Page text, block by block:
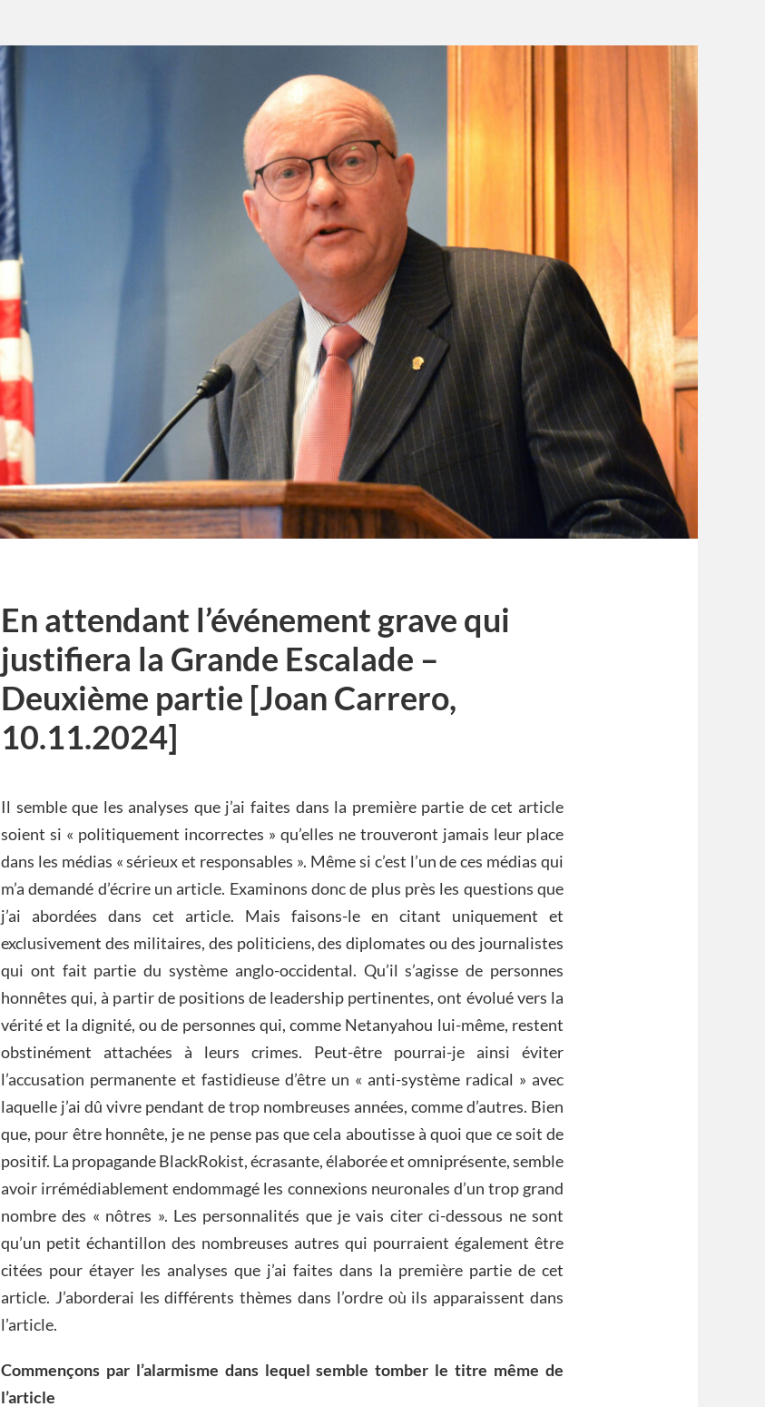
En attendant l’événement grave qui
justifiera la Grande Escalade –
Deuxième partie [Joan Carrero,
10.11.2024]
Il semble que les analyses que j’ai faites dans la première partie de cet article
soient si « politiquement incorrectes » qu’elles ne trouveront jamais leur place
dans les médias « sérieux et responsables ». Même si c’est l’un de ces médias qui
m’a demandé d’écrire un article. Examinons donc de plus près les questions que
j’ai abordées dans cet article. Mais faisons-le en citant uniquement et
exclusivement des militaires, des politiciens, des diplomates ou des journalistes
qui ont fait partie du système anglo-occidental. Qu’il s’agisse de personnes
honnêtes qui, à partir de positions de leadership pertinentes, ont évolué vers la
vérité et la dignité, ou de personnes qui, comme Netanyahou lui-même, restent
obstinément attachées à leurs crimes. Peut-être pourrai-je ainsi éviter
l’accusation permanente et fastidieuse d’être un « anti-système radical » avec
laquelle j’ai dû vivre pendant de trop nombreuses années, comme d’autres. Bien
que, pour être honnête, je ne pense pas que cela aboutisse à quoi que ce soit de
positif. La propagande BlackRokist, écrasante, élaborée et omniprésente, semble
avoir irrémédiablement endommagé les connexions neuronales d’un trop grand
nombre des « nôtres ». Les personnalités que je vais citer ci-dessous ne sont
qu’un petit échantillon des nombreuses autres qui pourraient également être
citées pour étayer les analyses que j’ai faites dans la première partie de cet
article. J’aborderai les différents thèmes dans l’ordre où ils apparaissent dans
l’article.
Commençons par l’alarmisme dans lequel semble tomber le titre même de
l’article